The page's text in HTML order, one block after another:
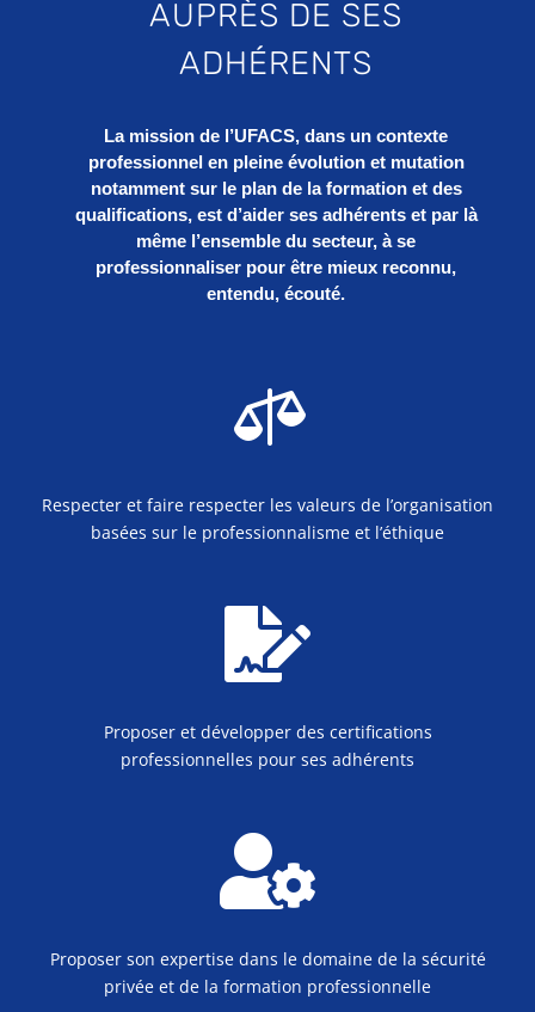
AUPRÈS DE SES
ADHÉRENTS
La mission de l’UFACS, dans un contexte
professionnel en pleine évolution et mutation
notamment sur le plan de la formation et des
qualifications, est d’aider ses adhérents et par là
même l’ensemble du secteur, à se
professionnaliser pour être mieux reconnu,
entendu, écouté.

Respecter et faire respecter les valeurs de l’organisation
basées sur le professionnalisme et l’éthique

Proposer et développer des certifications
professionnelles pour ses adhérents

Proposer son expertise dans le domaine de la sécurité
privée et de la formation professionnelle